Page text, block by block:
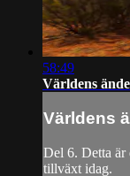
58:49
Världens
Världens
Del 6. Detta är
tillväxt idag.